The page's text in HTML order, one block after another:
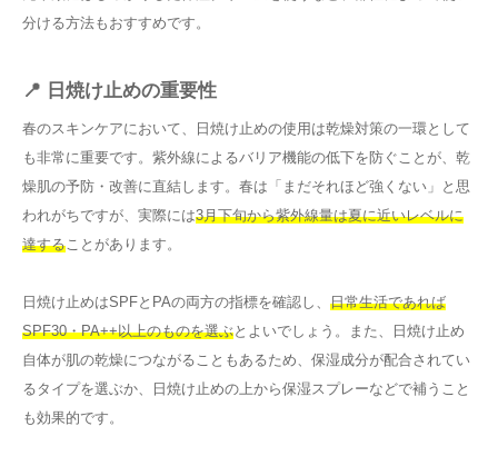
分ける方法もおすすめです。
📍 日焼け止めの重要性
春のスキンケアにおいて、日焼け止めの使用は乾燥対策の一環として
も非常に重要です。紫外線によるバリア機能の低下を防ぐことが、乾
燥肌の予防・改善に直結します。春は「まだそれほど強くない」と思
われがちですが、実際には3月下旬から紫外線量は夏に近いレベルに
達することがあります。
日焼け止めはSPFとPAの両方の指標を確認し、 日常生活であれば
SPF30・PA++以上のものを選ぶとよいでしょう。また、日焼け止め
自体が肌の乾燥につながることもあるため、保湿成分が配合されてい
るタイプを選ぶか、日焼け止めの上から保湿スプレーなどで補うこと
も効果的です。